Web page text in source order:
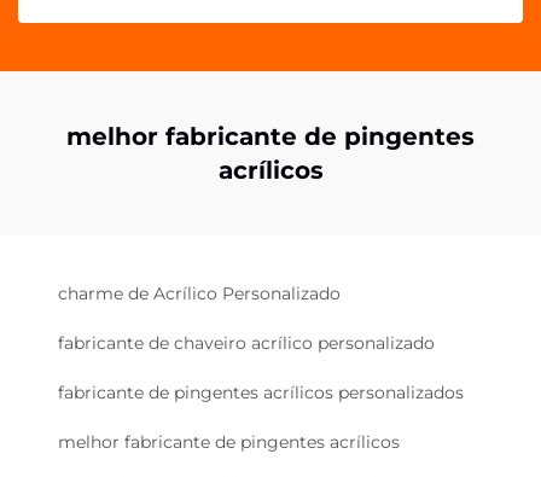
melhor fabricante de pingentes
acrílicos
charme de Acrílico Personalizado
fabricante de chaveiro acrílico personalizado
fabricante de pingentes acrílicos personalizados
melhor fabricante de pingentes acrílicos